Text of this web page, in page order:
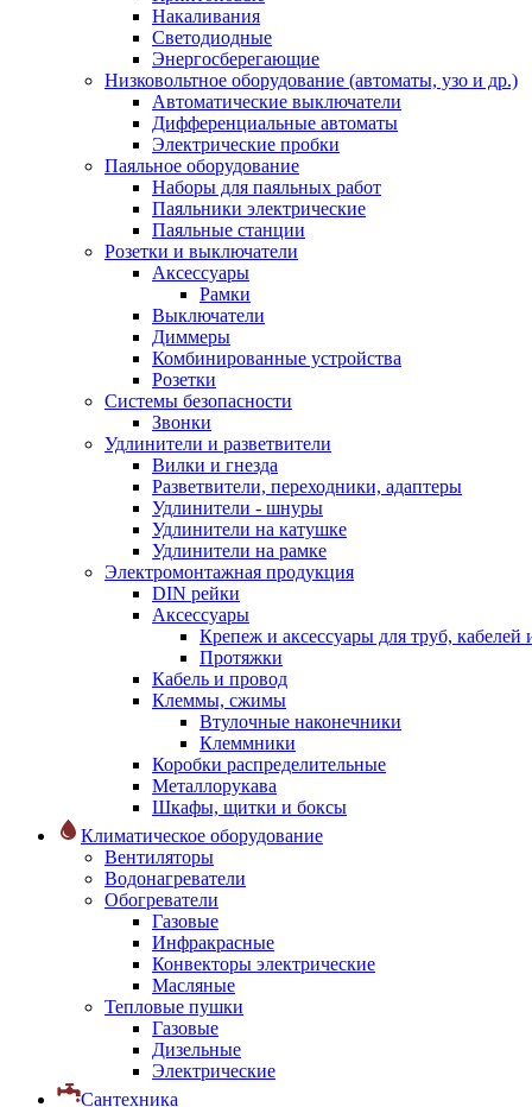
Накаливания
Светодиодные
Энергосберегающие
Низковольтное оборудование (автоматы, узо и др.)
Автоматические выключатели
Дифференциальные автоматы
Электрические пробки
Паяльное оборудование
Наборы для паяльных работ
Паяльники электрические
Паяльные станции
Розетки и выключатели
Аксессуары
Рамки
Выключатели
Диммеры
Комбинированные устройства
Розетки
Системы безопасности
Звонки
Удлинители и разветвители
Вилки и гнезда
Разветвители, переходники, адаптеры
Удлинители - шнуры
Удлинители на катушке
Удлинители на рамке
Электромонтажная продукция
DIN рейки
Аксессуары
Крепеж и аксессуары для труб, кабелей
Протяжки
Кабель и провод
Клеммы, сжимы
Втулочные наконечники
Клеммники
Коробки распределительные
Металлорукава
Шкафы, щитки и боксы
Климатическое оборудование
Вентиляторы
Водонагреватели
Обогреватели
Газовые
Инфракрасные
Конвекторы электрические
Масляные
Тепловые пушки
Газовые
Дизельные
Электрические
Сантехника